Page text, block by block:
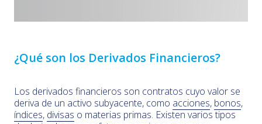
¿Qué son los Derivados Financieros?
Los derivados financieros son contratos cuyo valor se
deriva de un activo subyacente, como acciones, bonos,
índices, divisas o materias primas. Existen varios tipos